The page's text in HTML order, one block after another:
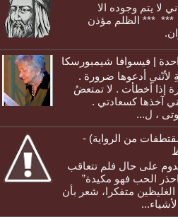
لا يتم وجوده الا
*** *** الظلم مؤذن
| فيسوافا شيمبورسكا
لأنّني أدعوها ضرورة .
إذا أخطأت . لا تمتعضُ
آخذها كسعادتي .
، ل...
من الرواية) -
على حال فلم تتعاقب
الحب فهو مكيدة”
متفكرا، شعر بأن